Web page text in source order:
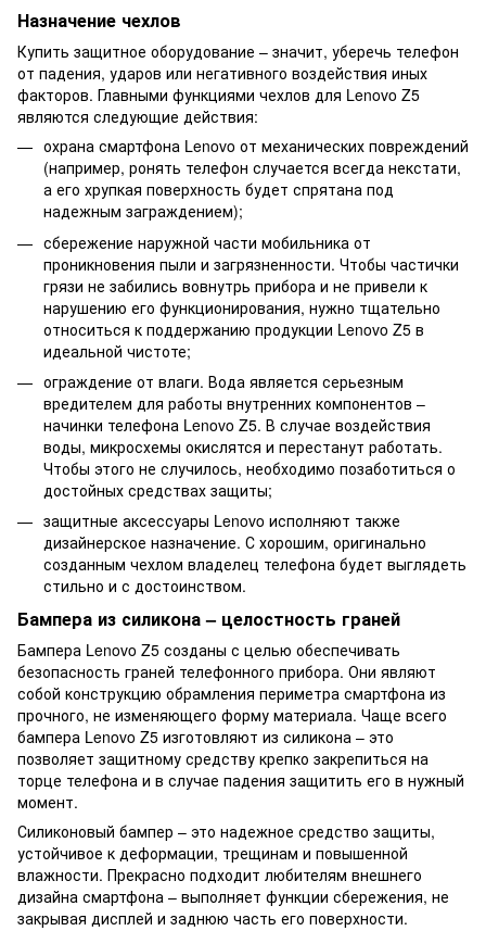
Назначение чехлов
Купить защитное оборудование – значит, уберечь телефон
от падения, ударов или негативного воздействия иных
факторов. Главными функциями чехлов для Lenovo Z5
являются следующие действия:
охрана смартфона Lenovo от механических повреждений
(например, ронять телефон случается всегда некстати,
а его хрупкая поверхность будет спрятана под
надежным заграждением);
сбережение наружной части мобильника от
проникновения пыли и загрязненности. Чтобы частички
грязи не забились вовнутрь прибора и не привели к
нарушению его функционирования, нужно тщательно
относиться к поддержанию продукции Lenovo Z5 в
идеальной чистоте;
ограждение от влаги. Вода является серьезным
вредителем для работы внутренних компонентов –
начинки телефона Lenovo Z5. В случае воздействия
воды, микросхемы окислятся и перестанут работать.
Чтобы этого не случилось, необходимо позаботиться о
достойных средствах защиты;
защитные аксессуары Lenovo исполняют также
дизайнерское назначение. С хорошим, оригинально
созданным чехлом владелец телефона будет выглядеть
стильно и с достоинством.
Бампера из силикона – целостность граней
Бампера Lenovo Z5 созданы с целью обеспечивать
безопасность граней телефонного прибора. Они являют
собой конструкцию обрамления периметра смартфона из
прочного, не изменяющего форму материала. Чаще всего
бампера Lenovo Z5 изготовляют из силикона – это
позволяет защитному средству крепко закрепиться на
торце телефона и в случае падения защитить его в нужный
момент.
Силиконовый бампер – это надежное средство защиты,
устойчивое к деформации, трещинам и повышенной
влажности. Прекрасно подходит любителям внешнего
дизайна смартфона – выполняет функции сбережения, не
закрывая дисплей и заднюю часть его поверхности.